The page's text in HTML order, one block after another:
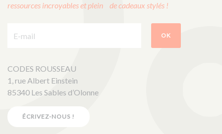
ressources incroyables et plein de cadeaux stylés !
OK
CODES ROUSSEAU
1, rue Albert Einstein
85340 Les Sables d’Olonne
ÉCRIVEZ-NOUS !